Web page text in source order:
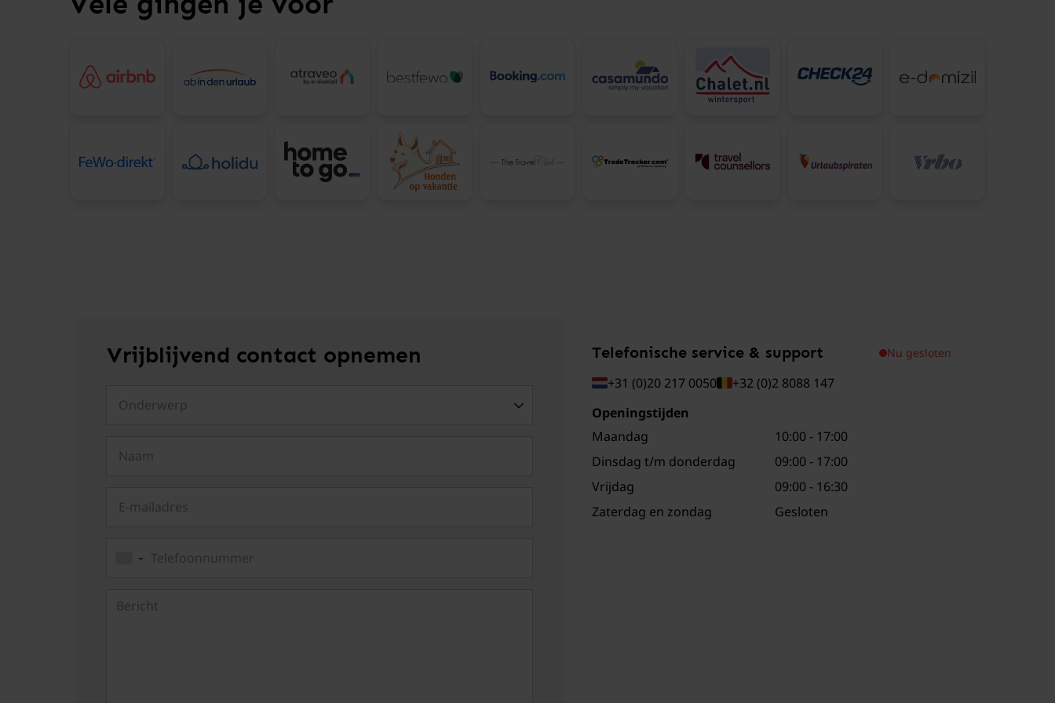
Vrijblijvend contact opnemen
Onderwerp
Naam
E-mailadres
▼ Telefoonnummer
Bericht
Telefonische service & support Nu gesloten
+31 (0)20 217 0050
+32 (0)2 8088 147
Openingstijden
Maandag
10:00 - 17:00
Dinsdag t/m donderdag
09:00 - 17:00
Vrijdag
09:00 - 16:30
Zaterdag en zondag
Gesloten